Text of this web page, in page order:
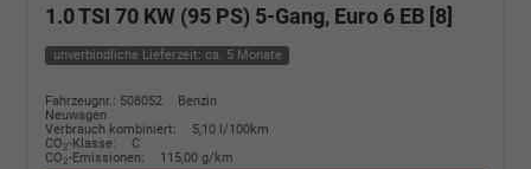
1.0 TSI 70 KW (95 PS) 5-Gang, Euro 6 EB [8]
unverbindliche Lieferzeit: ca. 5 Monate
Fahrzeugnr.: 508052
Benzin
Neuwagen
Verbrauch kombiniert:
5,10 l/100km
CO2-Klasse:
C
CO2-Emissionen: 115,00 g/km